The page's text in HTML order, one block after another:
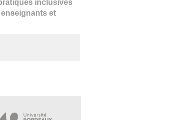
inclusives
et